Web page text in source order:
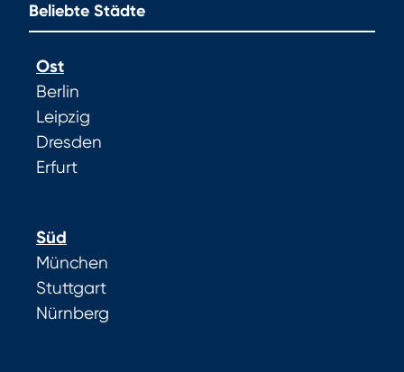
Beliebte Städte
Ost
Berlin
Leipzig
Dresden
Erfurt
Süd
München
Stuttgart
Nürnberg